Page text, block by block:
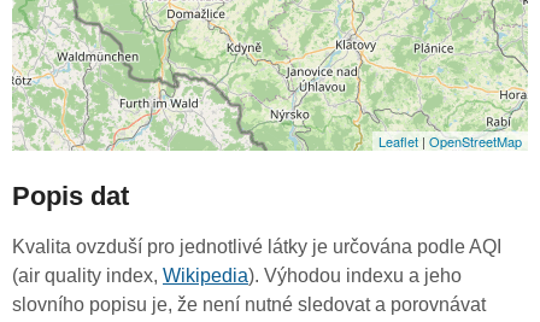
Leaflet | OpenStreetMap
Popis dat
Kvalita ovzduší pro jednotlivé látky je určována podle AQI
(air quality index, Wikipedia). Výhodou indexu a jeho
slovního popisu je, že není nutné sledovat a porovnávat